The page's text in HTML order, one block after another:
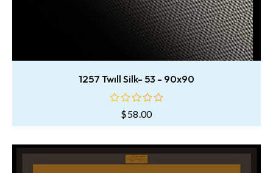
1257 Twıll Silk- 53 - 90x90
aldı
$58.00